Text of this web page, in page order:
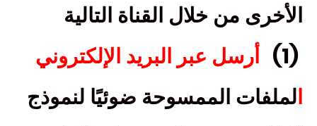
الأخرى من خلال القناة التالية
(1)
أرسل عبر البريد الإلكتروني
لملفات الممسوحة ضوئيًا لنموذج